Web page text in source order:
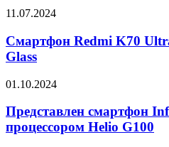
с
дизайном
камеры
Смартфон
K70
Ultra
показан
цвете
Glass
11.07.2024
Смартфон Redmi K70
Glass
Представлен
Infinix
Hot
50
01.10.2024
Представлен смартфон
процессором Helio G100